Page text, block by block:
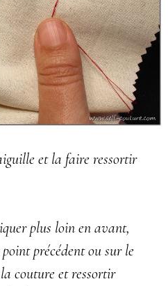
et la faire ressortir
plus loin en avant,
précédent ou sur le
couture et ressortir